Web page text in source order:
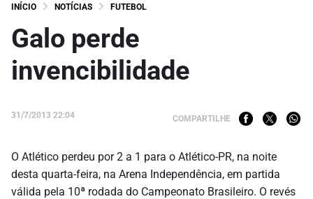
INÍCIO NOTÍCIAS FUTEBOL
Galo perde
invencibilidade
31/7/2013 22:04 COMPARTILHE
O Atlético perdeu por 2 a 1 para o Atlético-PR, na noite
desta quarta-feira, na Arena Independência, em partida
válida pela 10ª rodada do Campeonato Brasileiro. O revés